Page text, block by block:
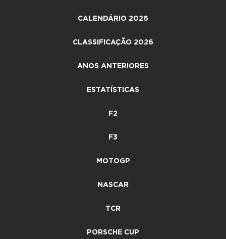
CALENDÁRIO 2026
CLASSIFICAÇÃO 2026
ANOS ANTERIORES
ESTATÍSTICAS
F2
F3
MOTOGP
NASCAR
TCR
PORSCHE CUP